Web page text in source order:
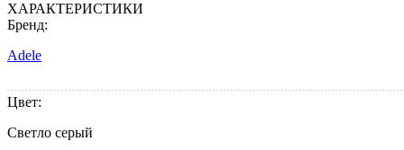
ХАРАКТЕРИСТИКИ
Бренд:
Adele
Цвет:
Светло серый